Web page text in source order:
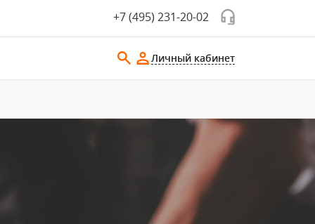
+7 (495) 231-20-02
Личный кабинет